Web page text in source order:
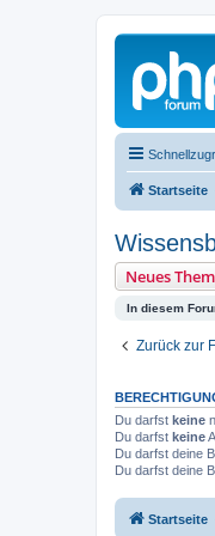
Startseite
Neues
In diesem
Zurück zur
Du darfst keine
Du darfst keine
Du darfst deine
Du darfst deine
Startseite